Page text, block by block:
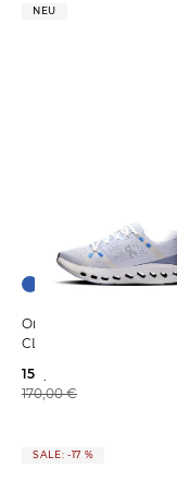
NEU
On | Damen Laufschuhe
CLOUDSURFER 2
154,15 €
170,00 €
SALE: -17 %